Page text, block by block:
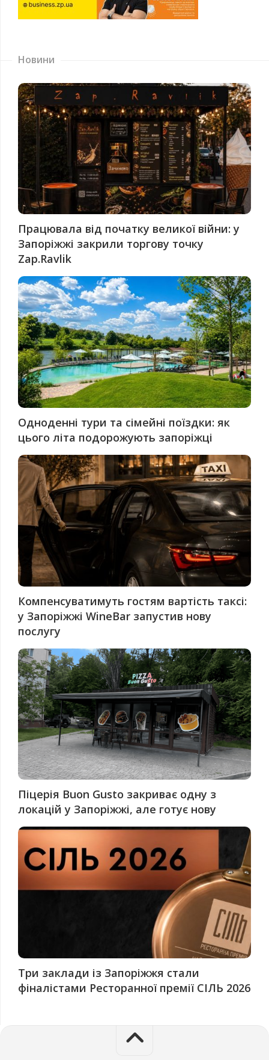
Новини
Працювала від початку великої війни: у
Запоріжжі закрили торгову точку
Zap.Ravlik
Одноденні тури та сімейні поїздки: як
цього літа подорожують запоріжці
Компенсуватимуть гостям вартість таксі:
у Запоріжжі WineBar запустив нову
послугу
Піцерія Buon Gusto закриває одну з
локацій у Запоріжжі, але готує нову
Три заклади із Запоріжжя стали
фіналістами Ресторанної премії СІЛЬ 2026